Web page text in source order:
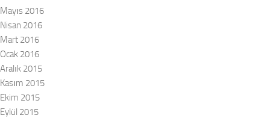
Mayıs 2016
Nisan 2016
Mart 2016
Ocak 2016
Aralık 2015
Kasım 2015
Ekim 2015
Eylül 2015